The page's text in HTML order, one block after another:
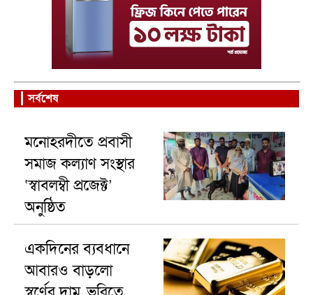
সর্বশেষ
মনোহরদীতে প্রবাসী
সমাজ কল্যাণ সংস্থার
‘স্বাবলম্বী প্রজেক্ট’
অনুষ্ঠিত
একদিনের ব্যবধানে
আবারও বাড়লো